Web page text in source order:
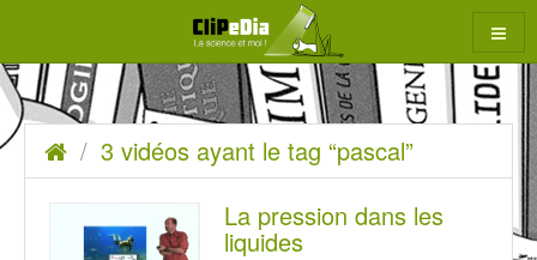
contenu
3
vidéos
ayant
Accueil
3 vidéos ayant le tag “pascal”
La pression dans les
liquides